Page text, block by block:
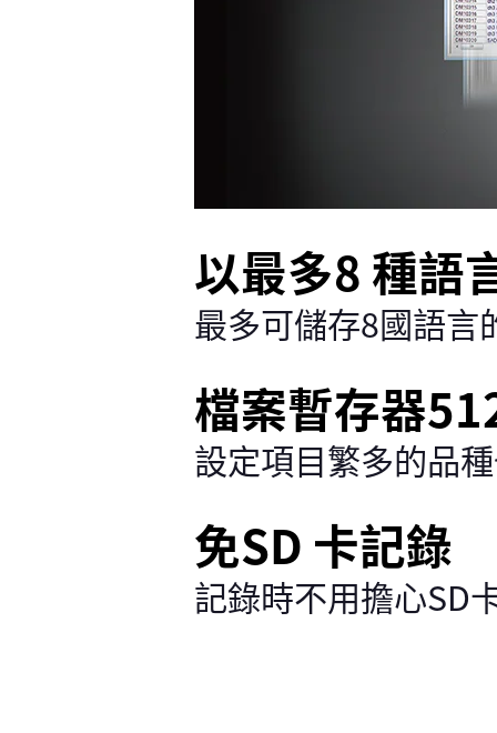
以最多8 種語
最多可儲存8國語言
檔案暫存器
設定項目繁多的品
免SD 卡記錄
記錄時不用擔心SD